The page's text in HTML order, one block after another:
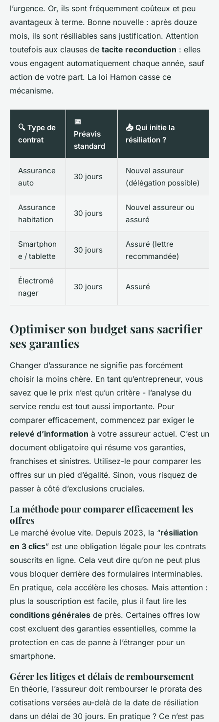
l’urgence. Or, ils sont fréquemment coûteux et peu
avantageux à terme. Bonne nouvelle : après douze
mois, ils sont résiliables sans justification. Attention
toutefois aux clauses de tacite reconduction : elles
vous engagent automatiquement chaque année, sauf
action de votre part. La loi Hamon casse ce
mécanisme.
🔍 Type de
contrat
📅
Préavis
standard
📤 Qui initie la
résiliation ?
Assurance
auto
30 jours
Nouvel assureur
(délégation possible)
Assurance
habitation
30 jours
Nouvel assureur ou
assuré
Smartphon
e / tablette
30 jours
Assuré (lettre
recommandée)
Électromé
nager
30 jours Assuré
Optimiser son budget sans sacrifier
ses garanties
Changer d’assurance ne signifie pas forcément
choisir la moins chère. En tant qu’entrepreneur, vous
savez que le prix n’est qu’un critère - l’analyse du
service rendu est tout aussi importante. Pour
comparer efficacement, commencez par exiger le
relevé d’information à votre assureur actuel. C’est un
document obligatoire qui résume vos garanties,
franchises et sinistres. Utilisez-le pour comparer les
offres sur un pied d’égalité. Sinon, vous risquez de
passer à côté d’exclusions cruciales.
La méthode pour comparer efficacement les
offres
Le marché évolue vite. Depuis 2023, la “résiliation
en 3 clics” est une obligation légale pour les contrats
souscrits en ligne. Cela veut dire qu’on ne peut plus
vous bloquer derrière des formulaires interminables.
En pratique, cela accélère les choses. Mais attention :
plus la souscription est facile, plus il faut lire les
conditions générales de près. Certaines offres low
cost excluent des garanties essentielles, comme la
protection en cas de panne à l’étranger pour un
smartphone.
Gérer les litiges et délais de remboursement
En théorie, l’assureur doit rembourser le prorata des
cotisations versées au-delà de la date de résiliation
dans un délai de 30 jours. En pratique ? Ce n’est pas